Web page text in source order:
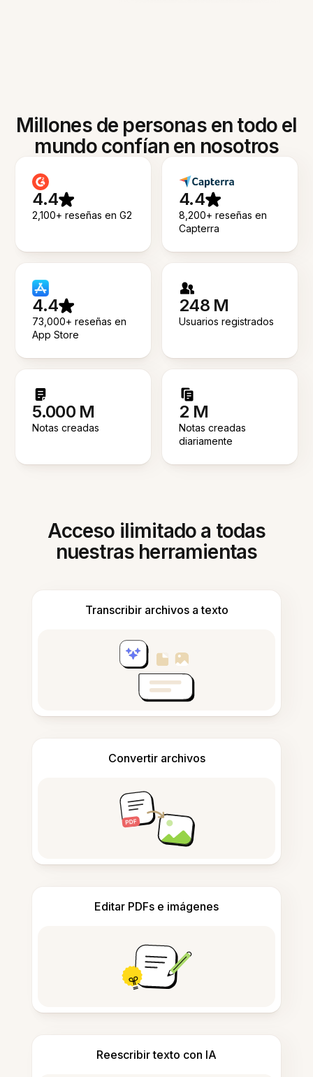
Millones de personas en todo el
mundo confían en nosotros
4.4
2,100+ reseñas en G2
4.4
8,200+ reseñas en
Capterra
4.4
73,000+ reseñas en
App Store
248 M
Usuarios registrados
5.000 M
Notas creadas
2 M
Notas creadas
diariamente
Acceso ilimitado a todas
nuestras herramientas
Transcribir archivos a texto
Convertir archivos
Editar PDFs e imágenes
Reescribir texto con IA